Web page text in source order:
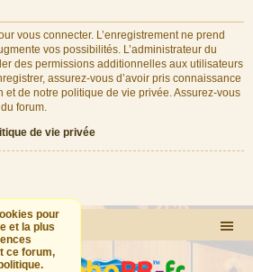
vous connecter. L’enregistrement ne prend
vos possibilités. L’administrateur du
des permissions additionnelles aux utilisateurs
assurez-vous d’avoir pris connaissance
et de notre politique de vie privée. Assurez-vous
forum.
de vie privée
pour
et la plus
ce forum,